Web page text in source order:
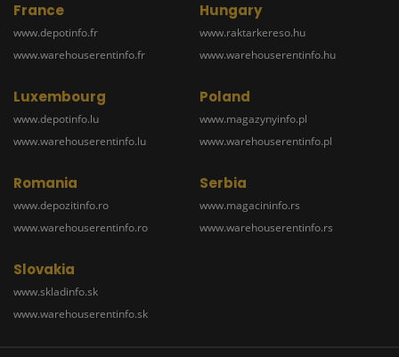
France
www.depotinfo.fr
www.warehouserentinfo.fr
Hungary
www.raktarkereso.hu
www.warehouserentinfo.hu
Luxembourg
www.depotinfo.lu
www.warehouserentinfo.lu
Poland
www.magazynyinfo.pl
www.warehouserentinfo.pl
Romania
www.depozitinfo.ro
www.warehouserentinfo.ro
Serbia
www.magacininfo.rs
www.warehouserentinfo.rs
Slovakia
www.skladinfo.sk
www.warehouserentinfo.sk